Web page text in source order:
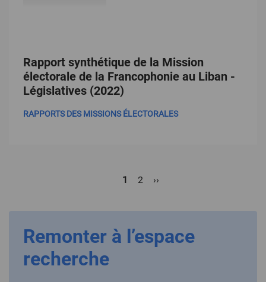
Rapport synthétique de la Mission
électorale de la Francophonie au Liban -
Législatives (2022)
RAPPORTS DES MISSIONS ÉLECTORALES
Page
1 Page
2
Page
››
Remonter à l’espace
recherche